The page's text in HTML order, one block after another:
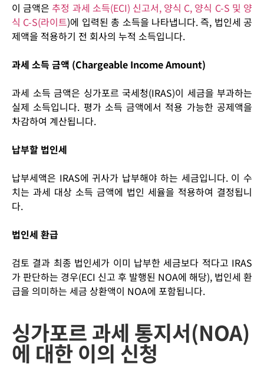
이 금액은추정 과세 소득(ECI) 신고서, 양식 C, 양식 C-S 및 양
식 C-S(라이트)에 입력된 총 소득을 나타냅니다.즉, 법인세 공
제액을 적용하기 전 회사의 누적 소득입니다.
과세 소득 금액 (Chargeable Income Amount)
과세 소득 금액은 싱가포르 국세청(IRAS)이 세금을 부과하는
실제 소득입니다. 평가 소득 금액에서 적용 가능한 공제액을
차감하여 계산됩니다.
납부할 법인세
납부세액은 IRAS에 귀사가 납부해야 하는 세금입니다. 이 수
치는 과세 대상 소득 금액에 법인 세율을 적용하여 결정됩니
다.
법인세 환급
검토 결과 최종 법인세가 이미 납부한 세금보다 적다고 IRAS
가 판단하는 경우(ECI 신고 후 발행된 NOA에 해당), 법인세 환
급을 의미하는 세금 상환액이 NOA에 포함됩니다.
싱가포르 과세 통지서(NOA)
에 대한 이의 신청